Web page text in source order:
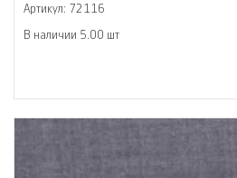
Артикул: 72116
В наличии 5.00 шт